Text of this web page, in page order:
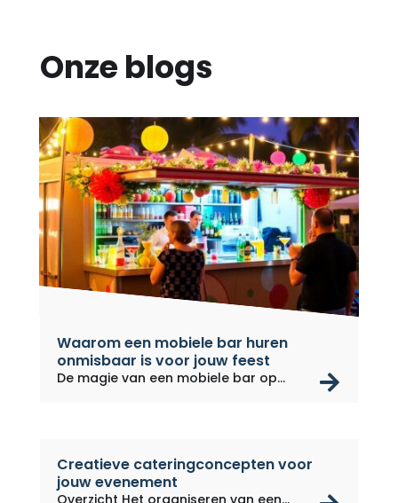
Onze blogs
Waarom een mobiele bar huren
onmisbaar is voor jouw feest
De magie van een mobiele bar op
Creatieve cateringconcepten voor
jouw evenement